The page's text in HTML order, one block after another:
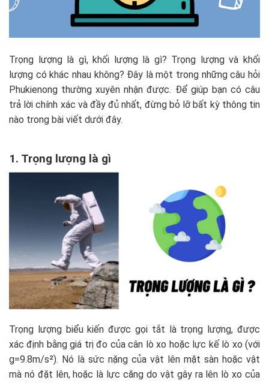
Trọng lượng là gì, khối lượng là gì? Trọng lượng và khối
lượng có khác nhau không? Đây là một trong những câu hỏi
Phukienong thường xuyên nhận được. Để giúp bạn có câu
trả lời chính xác và đầy đủ nhất, đừng bỏ lỡ bất kỳ thông tin
nào trong bài viết dưới đây.
1. Trọng lượng là gì
Trọng lượng biểu kiến được gọi tắt là trọng lượng, được
xác định bằng giá trị đo của cân lò xo hoặc lực kế lò xo (với
g=9.8m/s²). Nó là sức nặng của vật lên mặt sàn hoặc vật
mà nó đặt lên, hoặc là lực căng do vật gây ra lên lò xo của